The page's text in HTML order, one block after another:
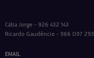
Cátia Jorge - 926 432 143
Ricardo Gaudêncio - 966 097 293
EMAIL